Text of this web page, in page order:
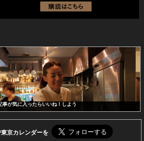
事が気に入ったらいいね！しよう
京カレンダーを